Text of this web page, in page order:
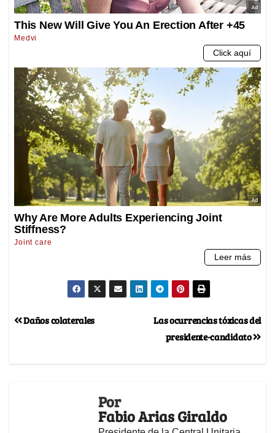
Las ocurrencias tóxicas del
presidente-candidato
Daños colaterales
Por
Fabio Arias Giraldo